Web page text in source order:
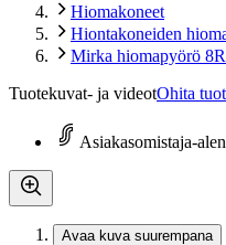
Hiomakoneet
Hiontakoneiden
Mirka hiomapyörö
Tuotekuvat- ja videotOhita
Asiakasomistaja-
Avaa kuva suurempana